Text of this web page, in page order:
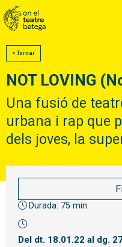
< Tornar
NOT LOVING
Una fusió de
urbana i rap que
dels joves, la
Durada: 75 min.
Del dt. 18.01.22 al dg.